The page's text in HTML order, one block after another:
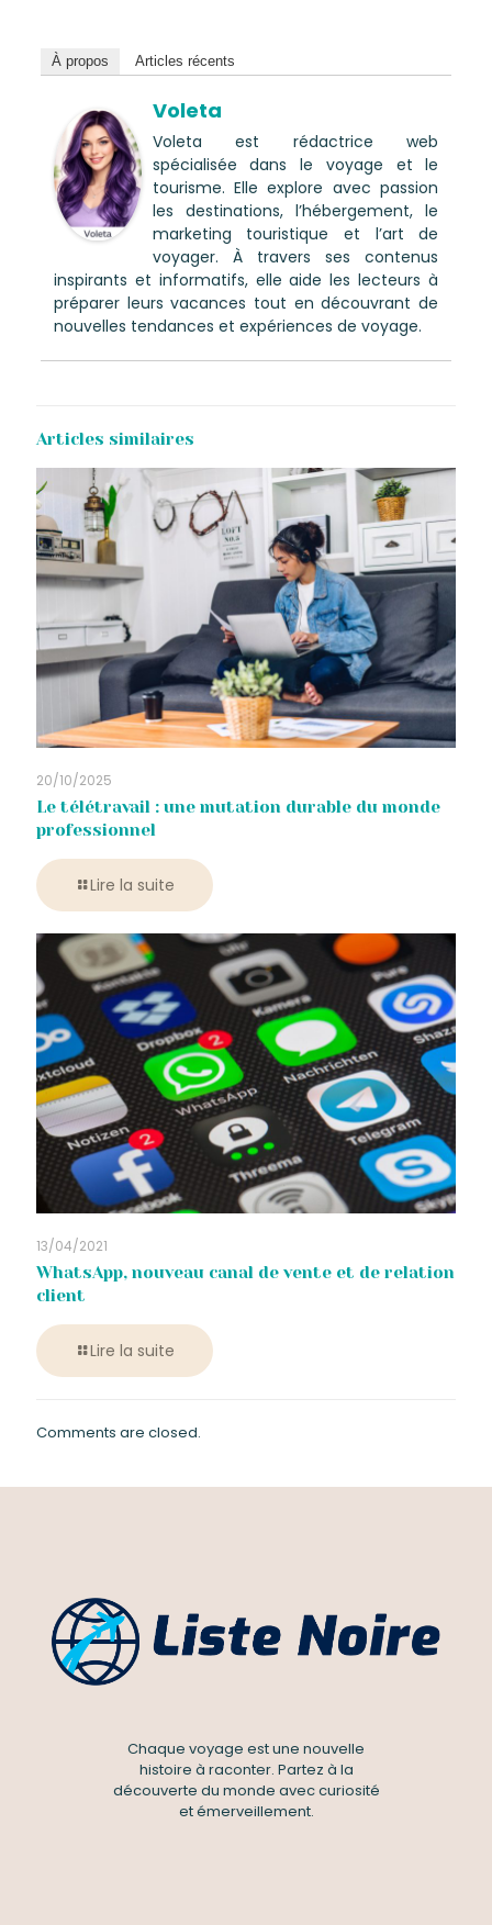
À propos Articles récents
Voleta
Voleta est rédactrice web
spécialisée dans le voyage et le
tourisme. Elle explore avec passion
les destinations, l’hébergement, le
marketing touristique et l’art de
voyager. À travers ses contenus
inspirants et informatifs, elle aide les lecteurs à
préparer leurs vacances tout en découvrant de
nouvelles tendances et expériences de voyage.
Articles similaires
20/10/2025
Le télétravail : une mutation durable du monde
professionnel
Lire la suite
13/04/2021
WhatsApp, nouveau canal de vente et de relation
client
Lire la suite
Comments are closed.
Chaque voyage est une nouvelle
histoire à raconter. Partez à la
découverte du monde avec curiosité
et émerveillement.